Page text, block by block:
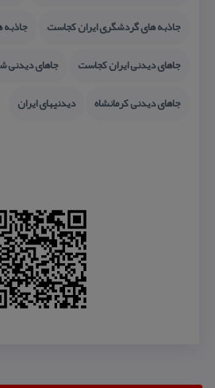
جاذبه های گردشگری ایران كجاست
جاهای دیدنی ایران كجاست
جاهای دیدنی
جاهای دیدنی كرمانشاه
دیدنیهای ایران